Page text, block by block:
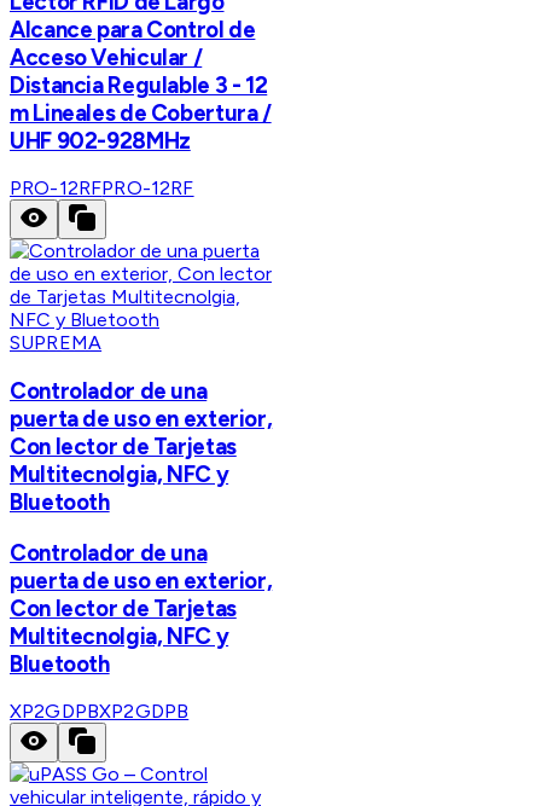
Alcance para Control de
Acceso Vehicular /
Distancia Regulable 3 - 12
m Lineales de Cobertura /
UHF 902-928MHz
PRO-12RFPRO-12RF
SUPREMA
Controlador de una
puerta de uso en exterior,
Con lector de Tarjetas
Multitecnolgia, NFC y
Bluetooth
Controlador de una
puerta de uso en exterior,
Con lector de Tarjetas
Multitecnolgia, NFC y
Bluetooth
XP2GDPBXP2GDPB